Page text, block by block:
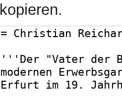
kopieren.